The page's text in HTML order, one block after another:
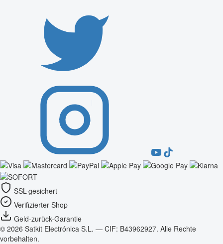
SSL-gesichert
Verifizierter Shop
Geld-zurück-Garantie
© 2026 Satkit Electrónica S.L. — CIF: B43962927. Alle Rechte
vorbehalten.